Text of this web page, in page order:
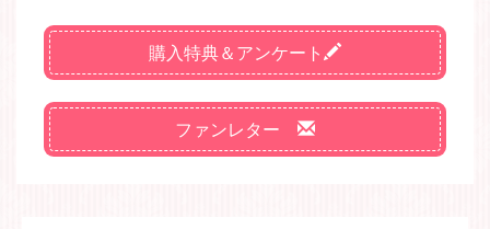
購入特典＆アンケート
ファンレター